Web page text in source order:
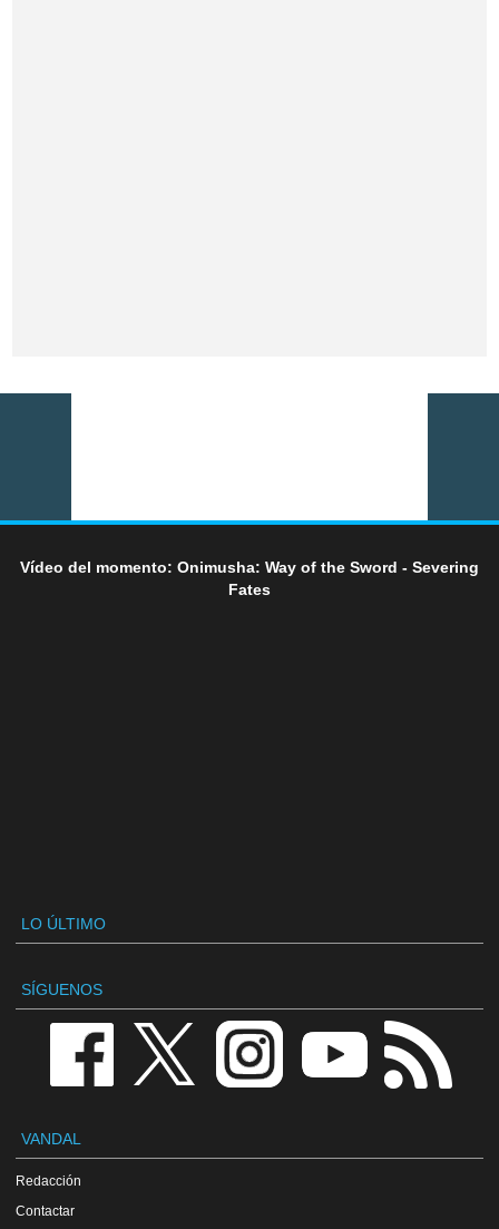
Vídeo del momento: Onimusha: Way of the Sword - Severing
Fates
LO ÚLTIMO
SÍGUENOS
VANDAL
Redacción
Contactar